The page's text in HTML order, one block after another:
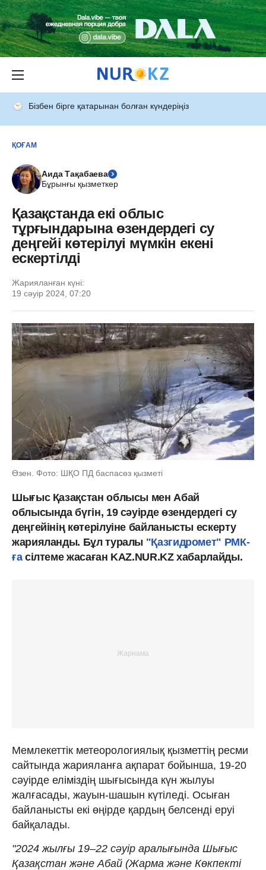
Бізбен бірге қатарынан болған күндеріңіз
ҚОҒАМ
Аида Тақабаева
Бұрынғы қызметкер
Қазақстанда екі облыс
тұрғындарына өзендердегі су
деңгейі көтерілуі мүмкін екені
ескертілді
Жарияланған күні:
19 сәуір 2024, 07:20
Өзен. Фото: ШҚО ПД баспасөз қызметі
Шығыс Қазақстан облысы мен Абай
облысында бүгін, 19 сәуірде өзендердегі су
деңгейінің көтерілуіне байланысты ескерту
жарияланды. Бұл туралы "Қазгидромет" РМК-
ғасілтеме жасаған KAZ.NUR.KZ хабарлайды.
Мемлекеттік метеорологиялық қызметтің ресми
сайтында жарияланға ақпарат бойынша, 19-20
сәуірде еліміздің шығысында күн жылуы
жалғасады, жауын-шашын күтіледі. Осыған
байланысты екі өңірде қардың белсенді еруі
байқалады.
"2024 жылғы 19–22 сәуір аралығында Шығыс
Қазақстан және Абай (Жарма және Көкпекті